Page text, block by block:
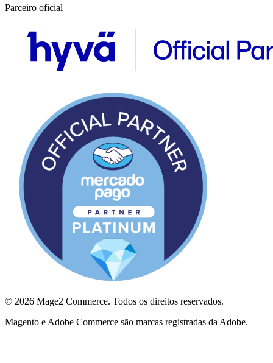
Parceiro oficial
© 2026 Mage2 Commerce. Todos os direitos reservados.
Magento e Adobe Commerce são marcas registradas da Adobe.